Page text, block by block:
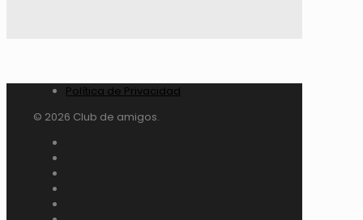
Política de Privacidad
© 2026 Club de amigos.